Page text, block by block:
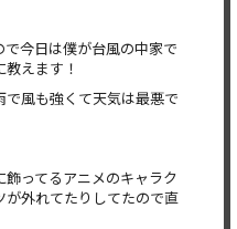
今日は僕が台風の中家で
えます！
風も強くて天気は最悪で
ってるアニメのキャラク
外れてたりしてたので直